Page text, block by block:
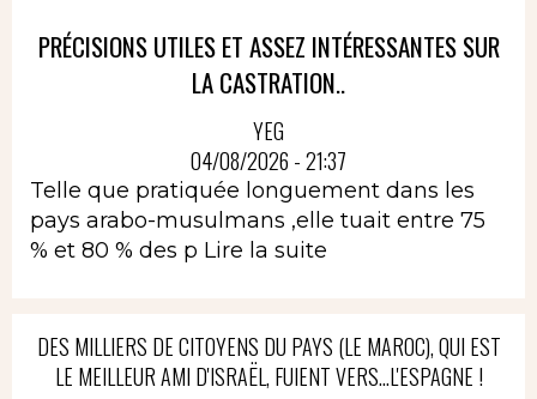
PRÉCISIONS UTILES ET ASSEZ INTÉRESSANTES SUR
LA CASTRATION..
YEG
04/08/2026 - 21:37
Telle que pratiquée longuement dans les
pays arabo-musulmans ,elle tuait entre 75
% et 80 % des p Lire la suite
DES MILLIERS DE CITOYENS DU PAYS (LE MAROC), QUI EST
LE MEILLEUR AMI D'ISRAËL, FUIENT VERS...L'ESPAGNE !